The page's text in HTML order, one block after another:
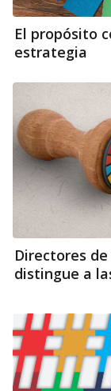
El propósito
estrategia
Directores
distingue a